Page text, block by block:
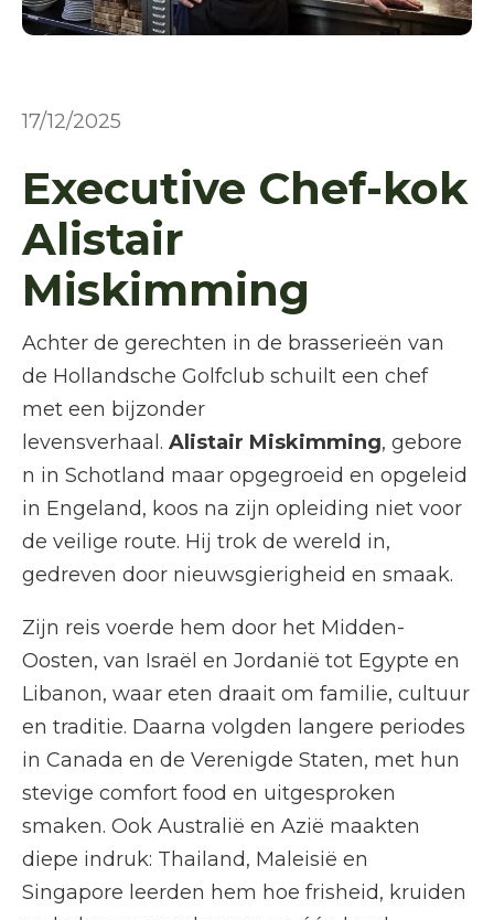
17/12/2025
Executive Chef-kok
Alistair
Miskimming
Achter de gerechten in de brasserieën van
de Hollandsche Golfclub schuilt een chef
met een bijzonder
levensverhaal. Alistair Miskimming, gebore
n in Schotland maar opgegroeid en opgeleid
in Engeland, koos na zijn opleiding niet voor
de veilige route. Hij trok de wereld in,
gedreven door nieuwsgierigheid en smaak.
Zijn reis voerde hem door het Midden-
Oosten, van Israël en Jordanië tot Egypte en
Libanon, waar eten draait om familie, cultuur
en traditie. Daarna volgden langere periodes
in Canada en de Verenigde Staten, met hun
stevige comfort food en uitgesproken
smaken. Ook Australië en Azië maakten
diepe indruk: Thailand, Maleisië en
Singapore leerden hem hoe frisheid, kruiden